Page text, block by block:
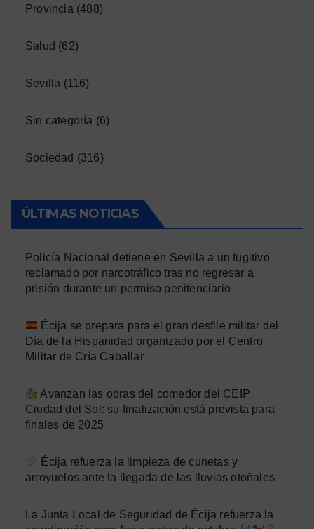
Provincia (488)
Salud (62)
Sevilla (116)
Sin categoría (6)
Sociedad (316)
ÚLTIMAS NOTICIAS
Policía Nacional detiene en Sevilla a un fugitivo
reclamado por narcotráfico tras no regresar a
prisión durante un permiso penitenciario
Écija se prepara para el gran desfile militar del
Día de la Hispanidad organizado por el Centro
Militar de Cría Caballar
Avanzan las obras del comedor del CEIP
Ciudad del Sol: su finalización está prevista para
finales de 2025
Écija refuerza la limpieza de cunetas y
arroyuelos ante la llegada de las lluvias otoñales
La Junta Local de Seguridad de Écija refuerza la